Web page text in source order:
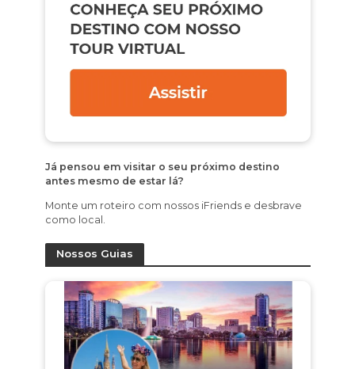
Já pensou em visitar o seu próximo destino
antes mesmo de estar lá?
Monte um roteiro com nossos iFriends e desbrave
como local.
Nossos Guias